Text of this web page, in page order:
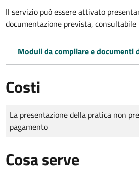
Il servizio può essere attivato
documentazione prevista, consultabile
Moduli da compilare e documenti
Costi
Tipo di pagamento
Importo
La presentazione della pratica non
pagamento
Cosa serve